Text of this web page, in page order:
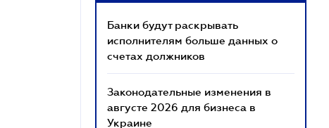
Банки будут раскрывать
исполнителям больше данных о
счетах должников
Законодательные изменения в
августе 2026 для бизнеса в
Украине